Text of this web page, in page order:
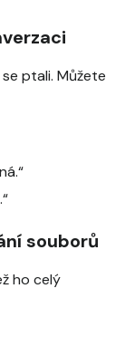
ptali. Můžete
souborů
ho celý